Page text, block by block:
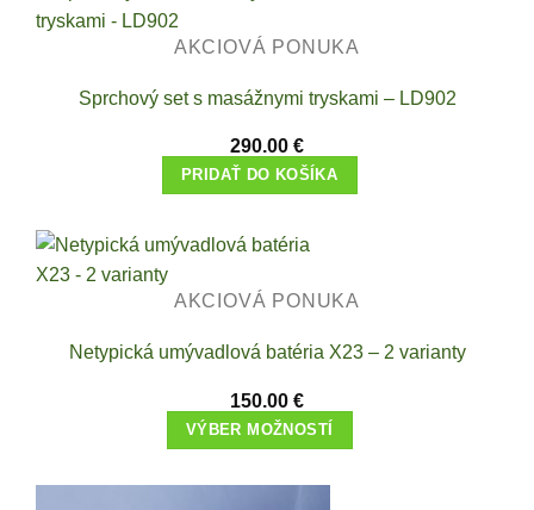
AKCIOVÁ PONUKA
Sprchový set s masážnymi tryskami – LD902
290.00 €
PRIDAŤ DO KOŠÍKA
AKCIOVÁ PONUKA
Netypická umývadlová batéria X23 – 2 varianty
150.00 €
VÝBER MOŽNOSTÍ